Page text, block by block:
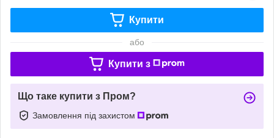
Купити
або
Купити з
Що таке купити з Пром?
Замовлення під захистом